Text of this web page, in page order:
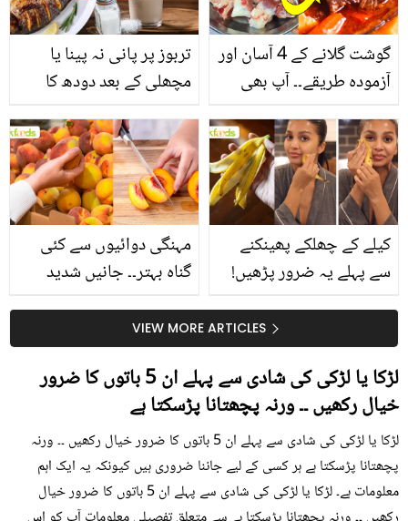
تربوز پر پانی نہ پینا یا
مچھلی کے بعد دودھ کا
سے متعلق غلط فہمیوں کی
حقیقت کیا ہے اور افواہ
کیا؟
گوشت گلانے کے 4 آسان اور
آزمودہ طریقے۔۔ آپ بھی
بتائے راز
مہنگی دوائیوں سے کئی
گناہ بہتر۔۔ جانیں شدید
کیوں کھانا چاہیے؟
کیلے کے چھلکے پھینکنے
سے پہلے یہ ضرور پڑھیں!
سستا اور قدرتی حلVIEW MORE ARTICLES
لڑکا یا لڑکی کی شادی سے پہلے ان 5 باتوں کا ضرور
خیال رکھیں ۔۔ ورنہ پچھتانا پڑسکتا ہے
لڑکا یا لڑکی کی شادی سے پہلے ان 5 باتوں کا ضرور خیال رکھیں ۔۔ ورنہ
پچھتانا پڑسکتا ہے ہر کسی کے لیے جاننا ضروری ہیں کیونکہ یہ ایک اہم
معلومات ہے۔ لڑکا یا لڑکی کی شادی سے پہلے ان 5 باتوں کا ضرور خیال